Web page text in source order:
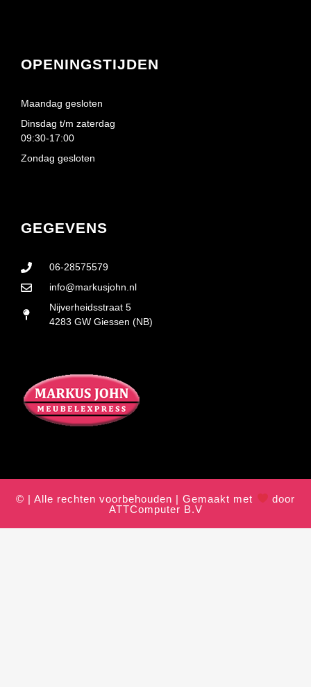
GEGEVENS
06-28575579
info@markusjohn.nl
Nijverheidsstraat 5
4283 GW Giessen (NB)
OPENINGSTIJDEN
Maandag gesloten
Dinsdag t/m zaterdag
09:30-17:00
Zondag gesloten
© | Alle rechten voorbehouden | Gemaakt met
door
ATTComputer B.V